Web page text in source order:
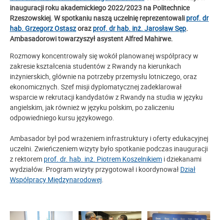
inauguracji roku akademickiego 2022/2023 na Politechnice
Rzeszowskiej. W spotkaniu naszą uczelnię reprezentowali prof. dr
hab. Grzegorz Ostaszoraz prof. dr hab. inż. Jarosław Sęp.
Ambasadorowi towarzyszył asystent Alfred Mahirwe.
Rozmowy koncentrowały się wokół planowanej współpracy w
zakresie kształcenia studentów z Rwandy na kierunkach
inżynierskich, głównie na potrzeby przemysłu lotniczego, oraz
ekonomicznych. Szef misji dyplomatycznej zadeklarował
wsparcie w rekrutacji kandydatów z Rwandy na studia w języku
angielskim, jak również w języku polskim, po zaliczeniu
odpowiedniego kursu językowego.
Ambasador był pod wrażeniem infrastruktury i oferty edukacyjnej
uczelni. Zwieńczeniem wizyty było spotkanie podczas inauguracji
z rektorem prof. dr. hab. inż. Piotrem Koszelnikiem i dziekanami
wydziałów. Program wizyty przygotował i koordynował Dział
Współpracy Międzynarodowej.